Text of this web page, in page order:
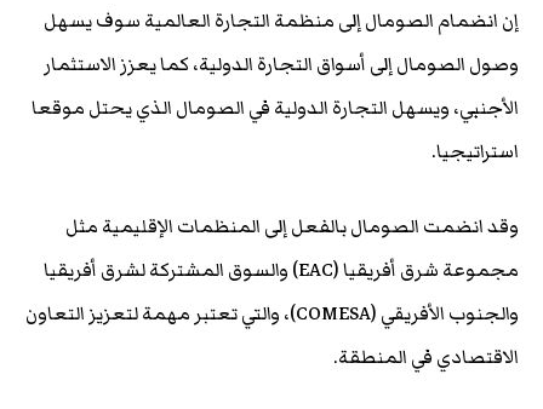
إن انضمام الصومال إلى منظمة التجارة العالمية سوف يسهل
وصول الصومال إلى أسواق التجارة الدولية، كما يعزز الاستثمار
الأجنبي، ويسهل التجارة الدولية في الصومال الذي يحتل موقعا
استراتيجيا.
وقد انضمت الصومال بالفعل إلى المنظمات الإقليمية مثل
مجموعة شرق أفريقيا (EAC) والسوق المشتركة لشرق أفريقيا
والجنوب الأفريقي (COMESA)، والتي تعتبر مهمة لتعزيز التعاون
الاقتصادي في المنطقة.